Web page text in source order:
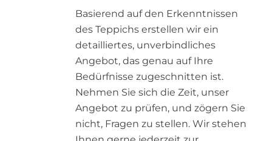
Basierend auf den Erkenntnissen
des Teppichs erstellen wir ein
detailliertes, unverbindliches
Angebot, das genau auf Ihre
Bedürfnisse zugeschnitten ist.
Nehmen Sie sich die Zeit, unser
Angebot zu prüfen, und zögern Sie
nicht, Fragen zu stellen. Wir stehen